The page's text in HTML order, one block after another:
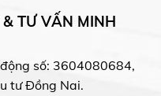
TƯ VẤN MINH
số: 3604080684,
tư Đồng Nai.